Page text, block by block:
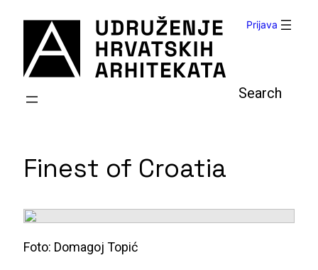
sadržaja
Prijava
Finest of Croatia
Foto: Domagoj Topić